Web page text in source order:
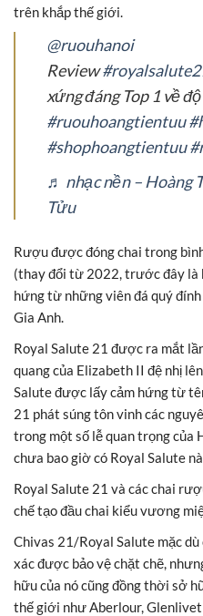
trên khắp thế giới.
@ruouhanoi
Review
xứng đáng Top 1 về
#ruouhoangtientuu
#shophoangtientuu
♬ nhạc nền – Hoàng
Tửu
Rượu được đóng chai trong
(thay đổi từ 2022, trước đây là
hứng từ những viên đá quý
Gia Anh.
Royal Salute 21 được ra mắt
quang của Elizabeth II đệ nhị
Salute được lấy cảm hứng từ
21 phát súng tôn vinh các
trong một số lễ quan trọng của
chưa bao giờ có Royal Salute
Royal Salute 21 và các chai
chế tạo đầu chai kiểu vương
Chivas 21/Royal Salute mặc
xác được bảo vệ chặt chẽ,
hữu của nó cũng đồng thời sở
thế giới như Aberlour,